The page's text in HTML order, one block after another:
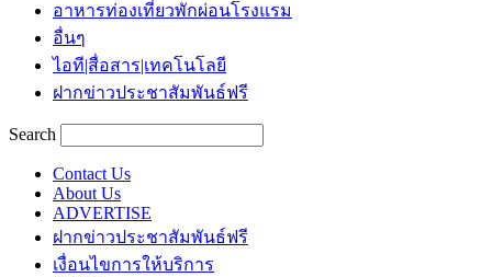
อาหารท่องเที่ยวพักผ่อนโรงแรม
อื่นๆ
ไอที|สื่อสาร|เทคโนโลยี
ฝากข่าวประชาสัมพันธ์ฟรี
Search
Contact Us
About Us
ADVERTISE
ฝากข่าวประชาสัมพันธ์ฟรี
เงื่อนไขการให้บริการ